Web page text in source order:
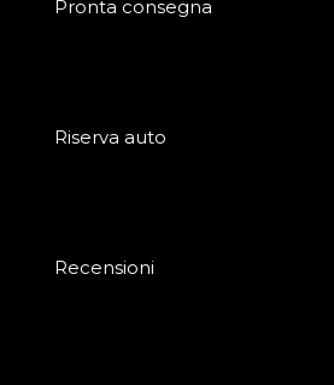
Pronta consegna
Riserva auto
Recensioni